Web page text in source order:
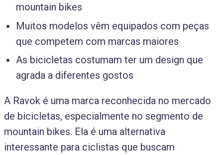
mountain bikes
Muitos modelos vêm equipados com peças
que competem com marcas maiores
As bicicletas costumam ter um design que
agrada a diferentes gostos
A Ravok é uma marca reconhecida no mercado
de bicicletas, especialmente no segmento de
mountain bikes. Ela é uma alternativa
interessante para ciclistas que buscam